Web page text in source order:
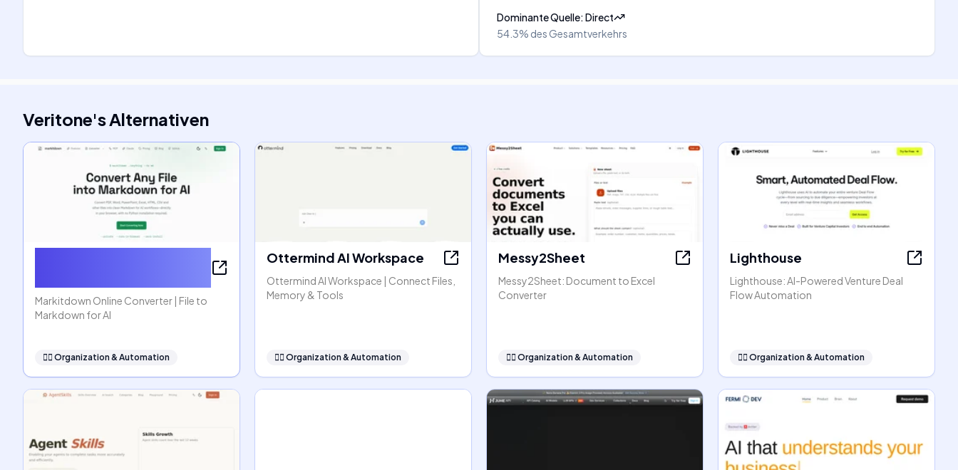
Dominante Quelle:Direct
54.3% des Gesamtverkehrs
Veritone'sAlternativen
Markitdown Online Converter | File to
Markdown for AI
🧞‍♂️ Organization & Automation
Ottermind AI Workspace
Ottermind AI Workspace | Connect Files,
Memory & Tools
🧞‍♂️ Organization & Automation
Messy2Sheet
Messy2Sheet: Document to Excel
Converter
🧞‍♂️ Organization & Automation
Lighthouse
Lighthouse: AI-Powered Venture Deal
Flow Automation
🧞‍♂️ Organization & Automation